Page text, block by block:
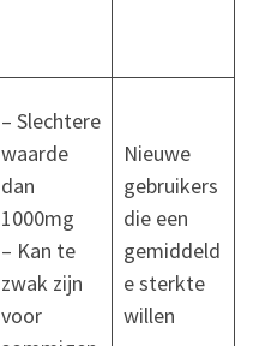
– Slechtere
waarde
dan
1000mg
– Kan te
zwak zijn
voor
Nieuwe
gebruikers
die een
gemiddeld
e sterkte
willen